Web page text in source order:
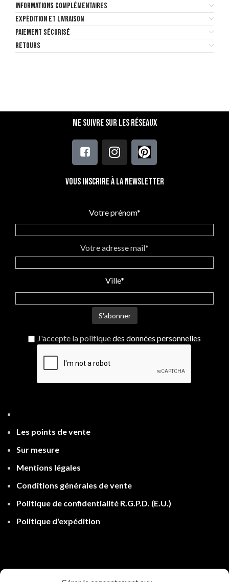
INFORMATIONS COMPLÉMENTAIRES
EXPÉDITION ET LIVRAISON
PAIEMENT SÉCURISÉ
RETOURS
Me suivre sur les réseaux
Vous inscrire à la newsletter
Votre prénom*
Votre adresse mail*
Ville*
J'accepte la politiquedes données personnelles
Les points de vente
Sur mesure
Mentions légales
Conditions générales de vente
Politique de confidentialité R.G.P.D. (E.U.)
Politique d'expédition